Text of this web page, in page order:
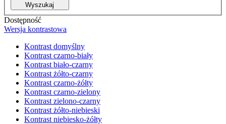
Wyszukaj
Dostępność
Wersja kontrastowa
Kontrast domyślny
Kontrast czarno-biały
Kontrast biało-czarny
Kontrast żółto-czarny
Kontrast czarno-żółty
Kontrast czarno-zielony
Kontrast zielono-czarny
Kontrast żółto-niebieski
Kontrast niebiesko-żółty